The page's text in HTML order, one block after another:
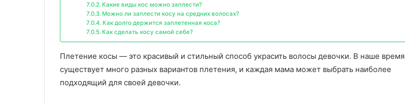
Какие виды кос можно заплести?
Можно ли заплести косу на средних волосах?
Как долго держится заплетенная коса?
Как сделать косу самой себе?
Плетение косы — это красивый и стильный способ украсить волосы девочки. В наше время
существует много разных вариантов плетения, и каждая мама может выбрать наиболее
подходящий для своей девочки.